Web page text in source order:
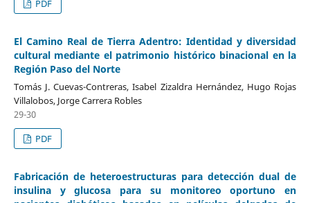
PDF
El Camino Real de Tierra Adentro: Identidad y diversidad
cultural mediante el patrimonio histórico binacional en la
Región Paso del Norte
Tomás J. Cuevas-Contreras, Isabel Zizaldra Hernández, Hugo Rojas
Villalobos, Jorge Carrera Robles
29-30
PDF
Fabricación de heteroestructuras para detección dual de
insulina y glucosa para su monitoreo oportuno en